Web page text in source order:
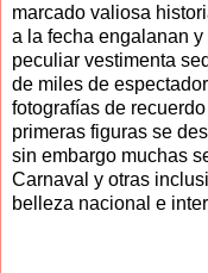
marcado valiosa
a la fecha engalanan
peculiar vestimenta
de miles de
fotografías de
primeras figuras se
sin embargo muchas
Carnaval y otras
belleza nacional e